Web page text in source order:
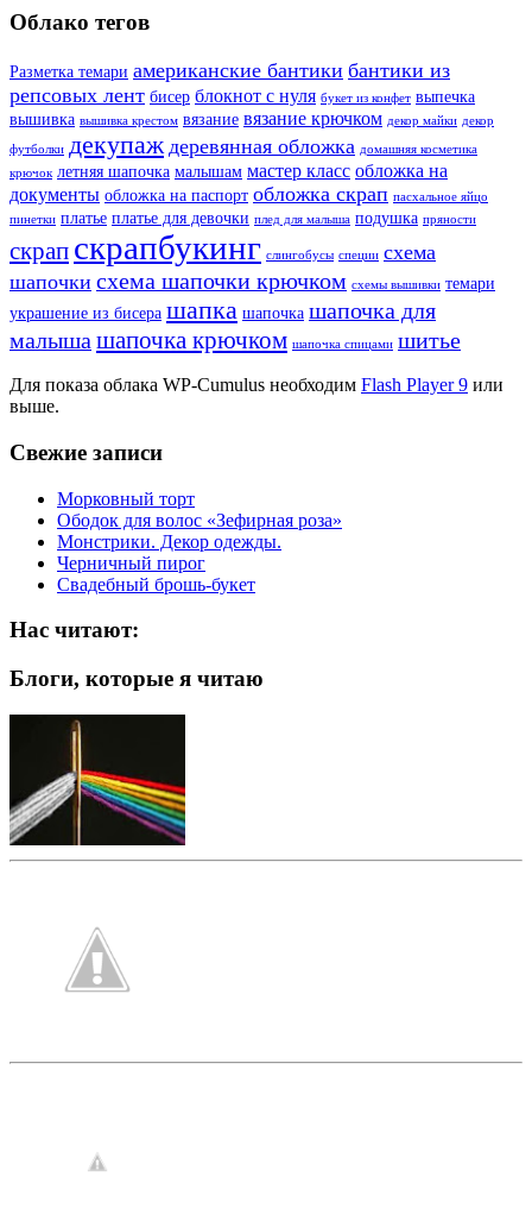
Облако тегов
Разметка темари американские бантики бантики из
репсовых лент бисер блокнот с нуля букет из конфет выпечка
вышивка вышивка крестом вязание вязание крючком декор майки декор
футболки декупаж деревянная обложка домашняя косметика
крючок летняя шапочка малышам мастер класс обложка на
документы обложка на паспорт обложка скрап пасхальное яйцо
пинетки платье платье для девочки плед для малыша подушка пряности
скрап скрапбукинг слингобусы специи схема
шапочки схема шапочки крючком схемы вышивки темари
украшение из бисера шапка шапочка шапочка для
малыша шапочка крючком шапочка спицами шитье
Для показа облака WP-Cumulus необходим Flash Player 9 или
выше.
Свежие записи
Морковный торт
Ободок для волос «Зефирная роза»
Монстрики. Декор одежды.
Черничный пирог
Свадебный брошь-букет
Нас читают:
Блоги, которые я читаю